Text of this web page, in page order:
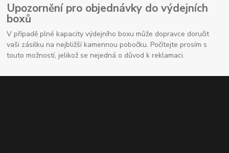
Upozornění pro objednávky do výdejních
boxů
V případě plné kapacity výdejního boxu může dopravce doručit
vaši zásilku na nejbližší kamennou pobočku. Počítejte prosím s
touto možností, jelikož se nejedná o důvod k reklamaci.